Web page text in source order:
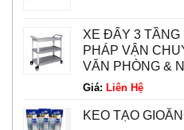
XE ĐẨY 3 TẦNG
PHÁP VẬN
VĂN PHÒNG &
Giá: Liên Hệ
KEO TẠO